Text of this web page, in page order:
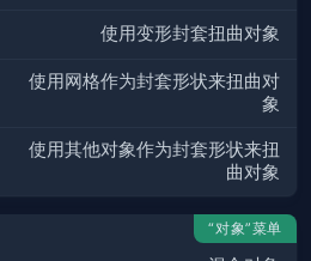
使用变形封套扭曲对象
使用网格作为封套形状来扭曲对
象
使用其他对象作为封套形状来扭
曲对象
“对象”菜单